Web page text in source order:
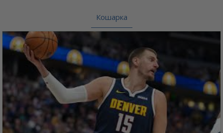
Кошарка